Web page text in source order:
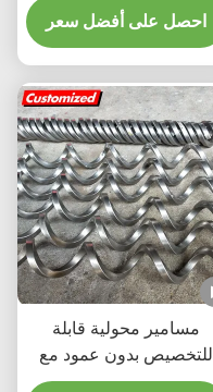
حلزوني للمكره اللزوجة
احصل على أفضل سعر
مسامير محولية قابلة
للتخصيص بدون عمود مع
الدقة العالية والفولاذ